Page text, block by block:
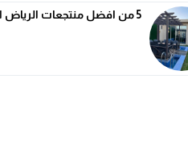
5 من افضل منتجعات الرياض الموصى بها